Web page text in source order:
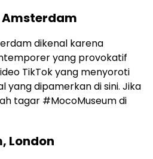
Amsterdam
dikenal karena
yang provokatif
TikTok yang menyoroti
yang dipamerkan di sini. Jika
tagar #MocoMuseum di
London